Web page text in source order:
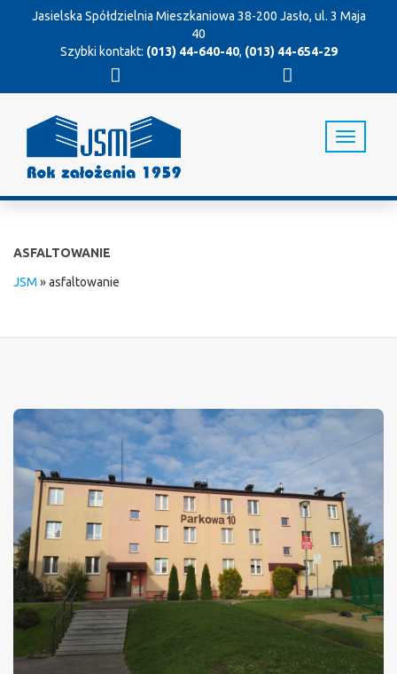
Jasielska Spółdzielnia Mieszkaniowa 38-200 Jasło, ul. 3 Maja
40
Szybki kontakt: (013) 44-640-40, (013) 44-654-29
T
o
ASFALTOWANIE
JSM »asfaltowanie